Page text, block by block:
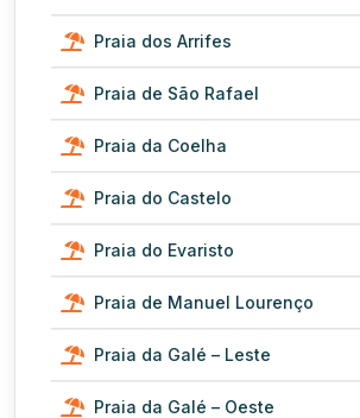
Praia dos Arrifes
Praia de São Rafael
Praia da Coelha
Praia do Castelo
Praia do Evaristo
Praia de Manuel Lourenço
Praia da Galé – Leste
Praia da Galé – Oeste